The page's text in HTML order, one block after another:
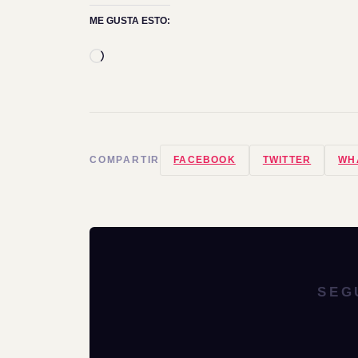
ME GUSTA ESTO:
Cargando...
COMPARTIR FACEBOOK TWITTER